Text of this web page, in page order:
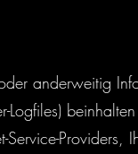
anderweitig
Logfiles)
Providers,